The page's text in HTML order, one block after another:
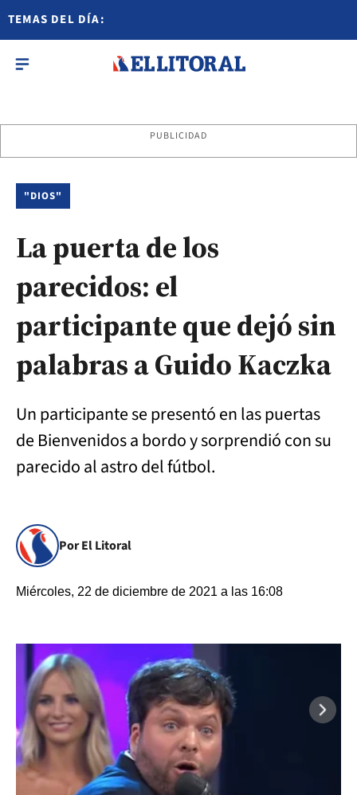
TEMAS DEL DÍA:
PUBLICIDAD
"DIOS"
La puerta de los
parecidos: el
participante que dejó sin
palabras a Guido Kaczka
Un participante se presentó en las puertas
de Bienvenidos a bordo y sorprendió con su
parecido al astro del fútbol.
Por El Litoral
Miércoles, 22 de diciembre de 2021 a las 16:08